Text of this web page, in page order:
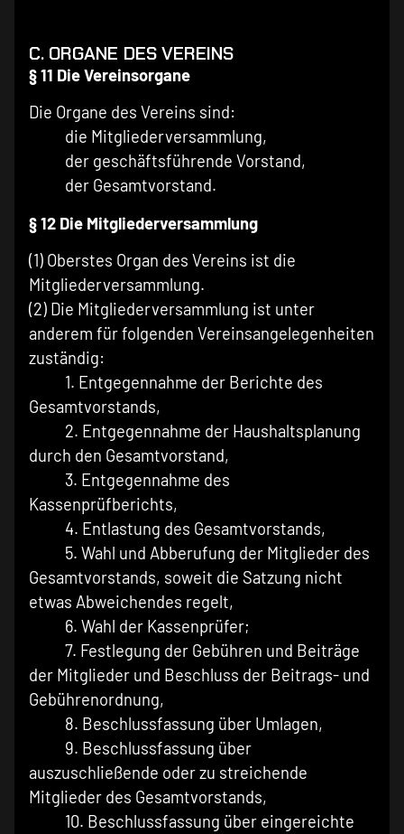
C. ORGANE DES VEREINS
§ 11 Die Vereinsorgane
Die Organe des Vereins sind:
die Mitgliederversammlung,
der geschäftsführende Vorstand,
der Gesamtvorstand.
§ 12 Die Mitgliederversammlung
(1) Oberstes Organ des Vereins ist die
Mitgliederversammlung.
(2) Die Mitgliederversammlung ist unter
anderem für folgenden Vereinsangelegenheiten
zuständig:
1. Entgegennahme der Berichte des
Gesamtvorstands,
2. Entgegennahme der Haushaltsplanung
durch den Gesamtvorstand,
3. Entgegennahme des
Kassenprüfberichts,
4. Entlastung des Gesamtvorstands,
5. Wahl und Abberufung der Mitglieder des
Gesamtvorstands, soweit die Satzung nicht
etwas Abweichendes regelt,
6. Wahl der Kassenprüfer;
7. Festlegung der Gebühren und Beiträge
der Mitglieder und Beschluss der Beitrags- und
Gebührenordnung,
8. Beschlussfassung über Umlagen,
9. Beschlussfassung über
auszuschließende oder zu streichende
Mitglieder des Gesamtvorstands,
10. Beschlussfassung über eingereichte